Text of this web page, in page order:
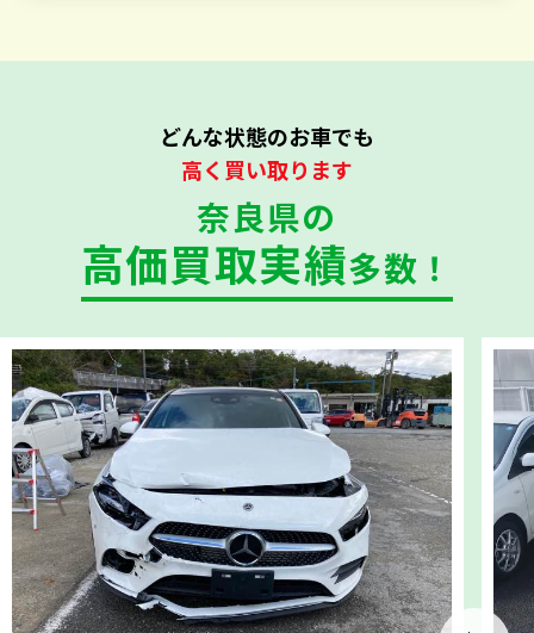
どんな状態のお車でも
高く買い取ります
奈良県の
高価買取実績多数！